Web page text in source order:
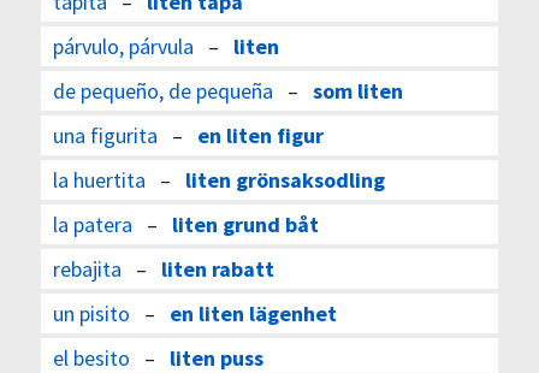
párvulo, párvula – liten
de pequeño, de pequeña – som liten
una figurita – en liten figur
la huertita – liten grönsaksodling
la patera – liten grund båt
rebajita – liten rabatt
un pisito – en liten lägenhet
el besito – liten puss